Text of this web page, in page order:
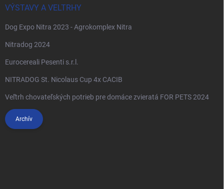
VÝSTAVY A VELTRHY
Dog Expo Nitra 2023 - Agrokomplex Nitra
Nitradog 2024
Eurocereali Pesenti s.r.l.
NITRADOG St. Nicolaus Cup 4x CACIB
Veľtrh chovateľských potrieb pre domáce zvieratá FOR PETS 2024
Archív